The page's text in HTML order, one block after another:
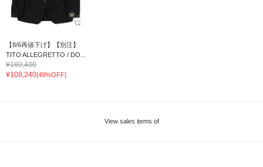
【8/6再値下げ】【別注】
TITO ALLEGRETTO / DO...
¥180,400
¥108,240[40%OFF]
View sales items of